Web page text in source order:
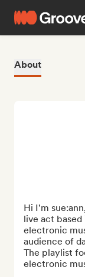
About
Hi I'm
live act
electronic
audience of
The playlist
electronic